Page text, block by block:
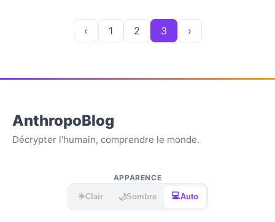
‹ 1 2 3 ›
AnthropoBlog
Décrypter l'humain, comprendre le monde.
APPARENCE
☀️Clair 🌙Sombre 💻Auto